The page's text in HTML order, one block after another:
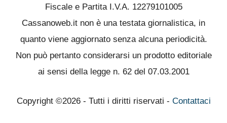
Fiscale e Partita I.V.A. 12279101005
Cassanoweb.it non è una testata giornalistica, in
quanto viene aggiornato senza alcuna periodicità.
Non può pertanto considerarsi un prodotto editoriale
ai sensi della legge n. 62 del 07.03.2001
Copyright ©2026 - Tutti i diritti riservati - Contattaci